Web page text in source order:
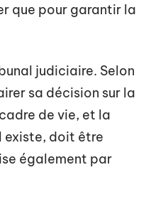
que pour garantir la
judiciaire. Selon
sa décision sur la
de vie, et la
existe, doit être
également par